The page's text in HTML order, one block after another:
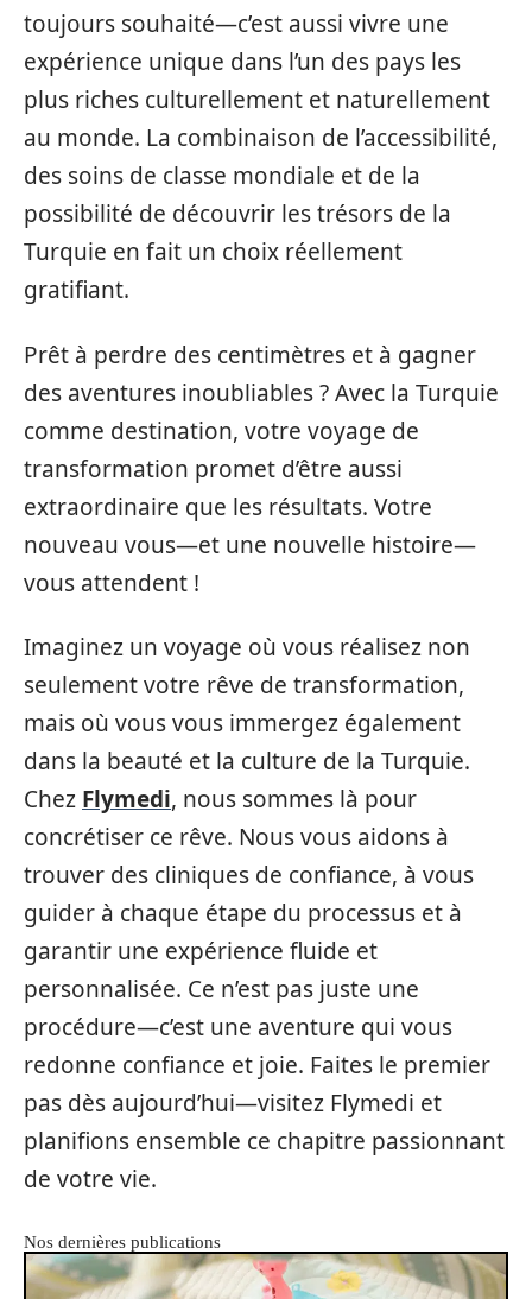
toujours souhaité—c’est aussi vivre une
expérience unique dans l’un des pays les
plus riches culturellement et naturellement
au monde. La combinaison de l’accessibilité,
des soins de classe mondiale et de la
possibilité de découvrir les trésors de la
Turquie en fait un choix réellement
gratifiant.
Prêt à perdre des centimètres et à gagner
des aventures inoubliables ? Avec la Turquie
comme destination, votre voyage de
transformation promet d’être aussi
extraordinaire que les résultats. Votre
nouveau vous—et une nouvelle histoire—
vous attendent !
Imaginez un voyage où vous réalisez non
seulement votre rêve de transformation,
mais où vous vous immergez également
dans la beauté et la culture de la Turquie.
Chez Flymedi, nous sommes là pour
concrétiser ce rêve. Nous vous aidons à
trouver des cliniques de confiance, à vous
guider à chaque étape du processus et à
garantir une expérience fluide et
personnalisée. Ce n’est pas juste une
procédure—c’est une aventure qui vous
redonne confiance et joie. Faites le premier
pas dès aujourd’hui—visitez Flymedi et
planifions ensemble ce chapitre passionnant
de votre vie.
Nos dernières publications